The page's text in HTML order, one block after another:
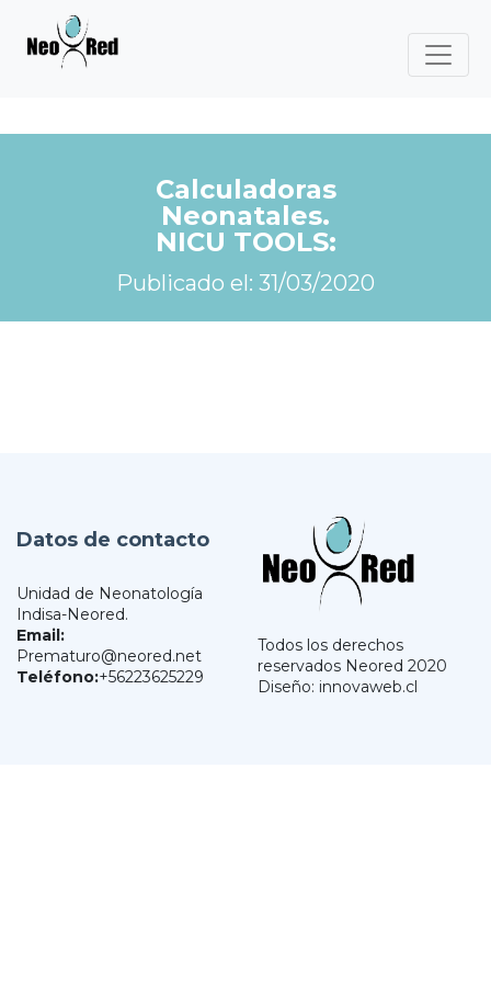
Calculadoras
Neonatales.
NICU TOOLS:
Publicado el: 31/03/2020
Datos de contacto
Unidad de Neonatología
Indisa-Neored.
Email:
Prematuro@neored.net
Teléfono:+56223625229
Todos los derechos
reservados Neored 2020
Diseño: innovaweb.cl